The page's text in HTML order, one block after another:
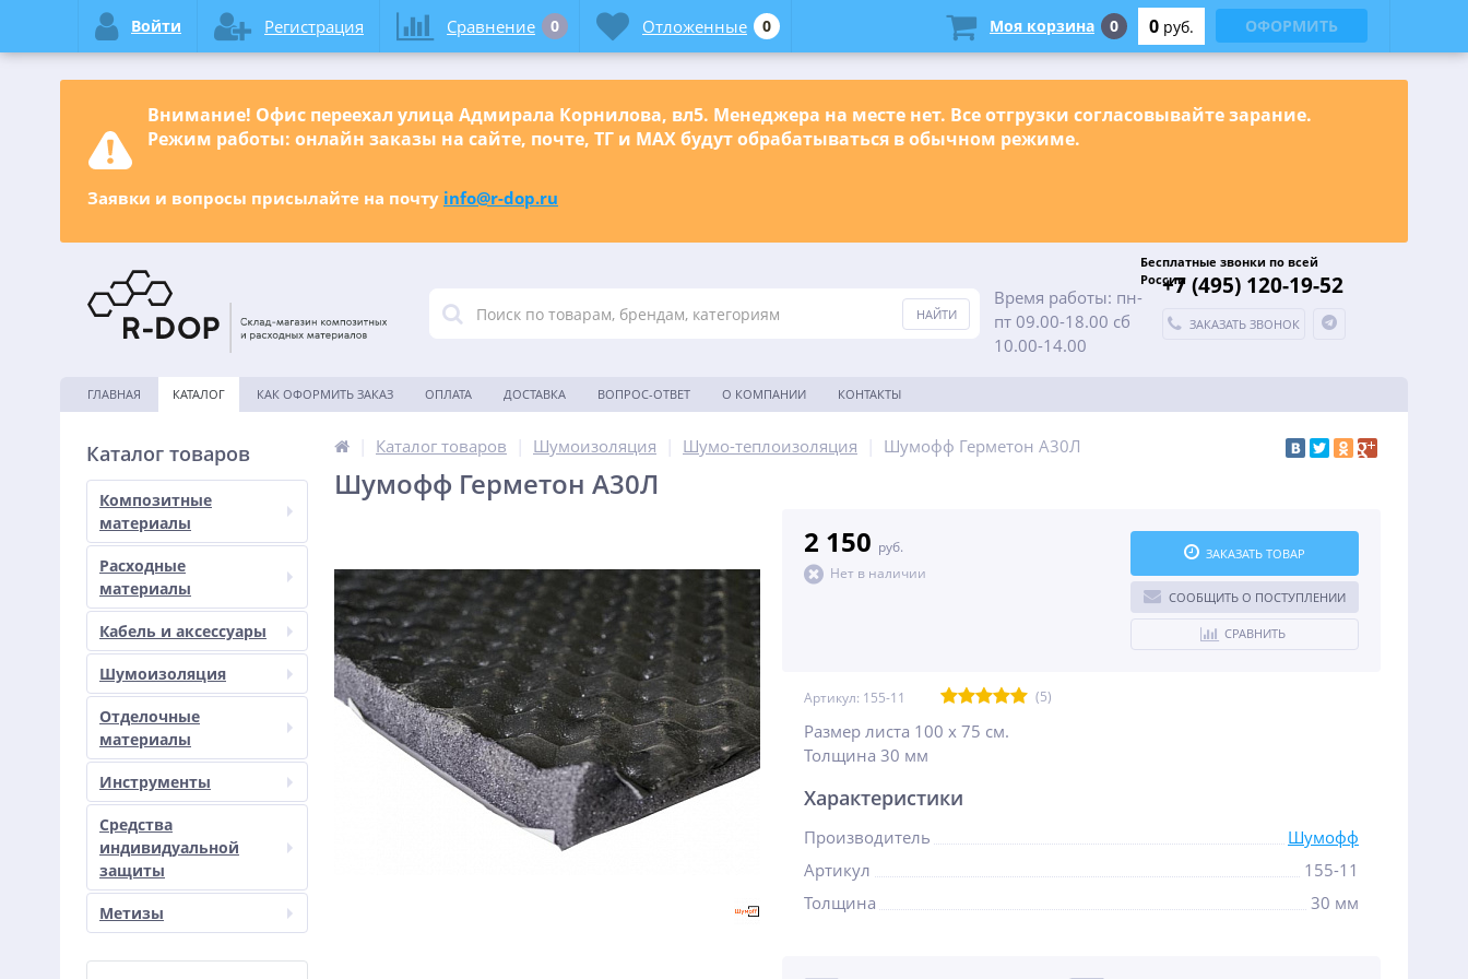
Внимание! Офис переехал улица Адмирала Корнилова, вл5. Менеджера на месте нет. Все отгрузки согласовывайте зарание.
Режим работы: онлайн заказы на сайте, почте, ТГ и МАХ будут обрабатываться в обычном режиме.
Заявки и вопросы присылайте на почту info@r-dop.ru
Время работы: пн-
пт 09.00-18.00 сб
10.00-14.00
Бесплатные звонки по всей
России+7 (495) 120-19-52
ЗАКАЗАТЬ ЗВОНОК
ГЛАВНАЯ КАТАЛОГ КАК ОФОРМИТЬ ЗАКАЗ ОПЛАТА ДОСТАВКА ВОПРОС-ОТВЕТ О КОМПАНИИ КОНТАКТЫ
Каталог товаров
Композитные
материалы
Расходные
материалы
Кабель и аксессуары
Шумоизоляция
Отделочные
материалы
Инструменты
Средства
индивидуальной
защиты
Метизы
Каталог товаров Шумоизоляция Шумо-теплоизоляция Шумофф Герметон А30Л
Шумофф Герметон А30Л
2 150 руб.
Нет в наличии
ЗАКАЗАТЬ ТОВАР
СООБЩИТЬ О ПОСТУПЛЕНИИ
СРАВНИТЬ
Артикул: 155-11 (5)
Размер листа 100 х 75 см.
Толщина 30 мм
Характеристики
Производитель
Шумофф
Артикул
155-11
Толщина
30 мм
Войти Регистрация Сравнение 0 Отложенные 0 Моя корзина 0 0 руб. ОФОРМИТЬ